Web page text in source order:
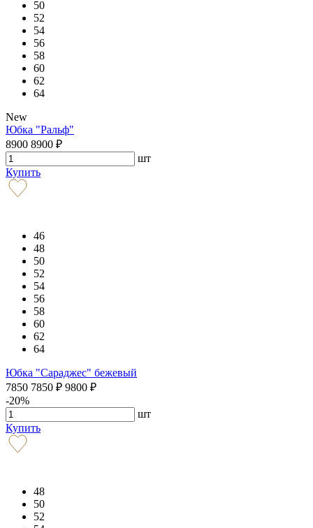
50
52
54
56
58
60
62
64
New
Юбка "Ральф"
8900 8900 ₽
шт
Купить
46
48
50
52
54
56
58
60
62
64
Юбка "Сараджес" бежевый
7850 7850 ₽ 9800 ₽
-20%
шт
Купить
48
50
52